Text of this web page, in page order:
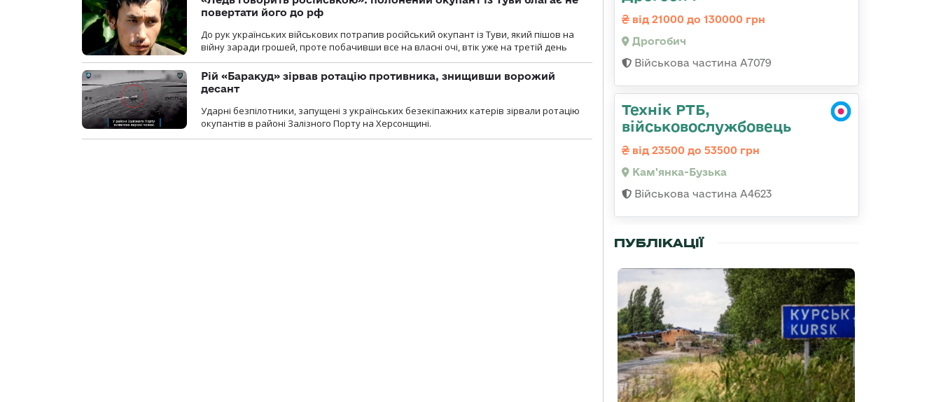
повертати його до рф
До рук українських військових потрапив російський окупант із Туви, який пішов на
війну заради грошей, проте побачивши все на власні очі, втік уже на третій день
Рій «Баракуд» зірвав ротацію противника, знищивши ворожий
десант
Ударні безпілотники, запущені з українських безекіпажних катерів зірвали ротацію
окупантів в районі Залізного Порту на Херсонщині.
від 21000 до 130000 грн
Дрогобич
Військова частина А7079
Технік РТБ,
військовослужбовець
від 23500 до 53500 грн
Кам'янка-Бузька
Військова частина А4623
ПУБЛІКАЦІЇ